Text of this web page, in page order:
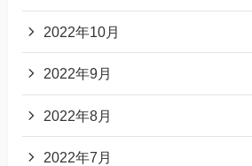
2022年10月
2022年9月
2022年8月
2022年7月